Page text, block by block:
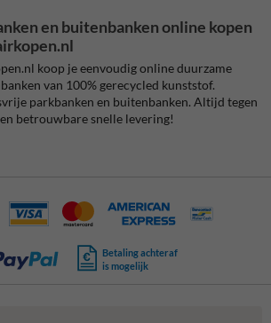
en buitenbanken online kopen
koop je eenvoudig online duurzame
van 100% gerecycled kunststof.
parkbanken en buitenbanken. Altijd tegen
betrouwbare snelle levering!
Betaling achteraf
is mogelijk